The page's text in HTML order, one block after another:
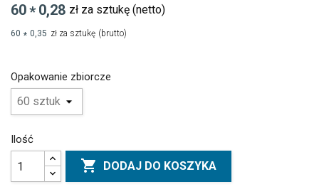
60* 0,28 zł za sztukę (netto)
60 * 0,35 zł za sztukę (brutto)
Opakowanie zbiorcze
Ilość
 DODAJ DO KOSZYKA